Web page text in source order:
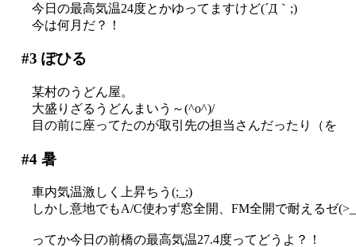
今日の最高気温24度とかゆってますけど(´Д｀;)
今は何月だ？！
#3 ぽひる
某村のうどん屋。
大盛りざるうどんまいう～(^o^)/
目の前に座ってたのが取引先の担当さんだったり（を
#4暑
車内気温激しく上昇ちう(;_;)
しかし意地でもA/C使わず窓全開、FM全開で耐えるゼ
ってか今日の前橋の最高気温27.4度ってどうよ？！